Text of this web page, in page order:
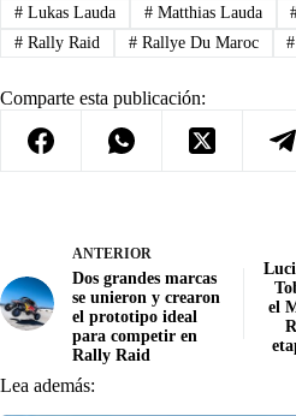
#Lukas Lauda #Matthias Lauda
#Rally Raid #Rallye Du Maroc #
Comparte esta publicación:
ANTERIOR
Dos grandes marcas
se unieron y crearon
el prototipo ideal
para competir en
Rally Raid
el
Lea además: